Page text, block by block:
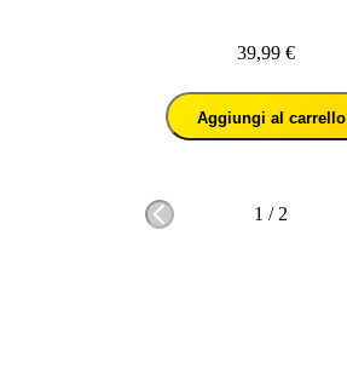
39,99 €
Aggiungi al carrello
1 / 2